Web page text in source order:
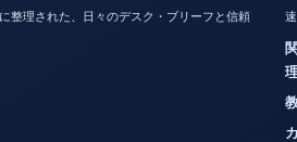
整理された、日々のデスク・ブリーフと信頼